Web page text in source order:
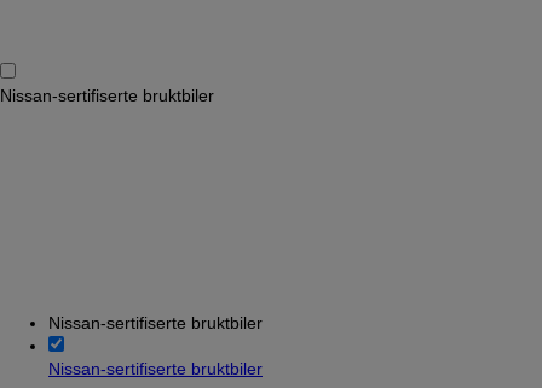
Nissan-sertifiserte bruktbiler
Nissan-sertifiserte bruktbiler
Nissan-sertifiserte bruktbiler